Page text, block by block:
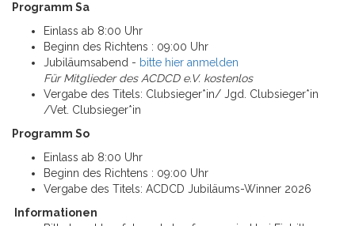
Programm Sa
Einlass ab 8:00 Uhr
Beginn des Richtens : 09:00 Uhr
Jubiläumsabend - bitte hier anmelden
Für Mitglieder des ACDCD e.V. kostenlos
Vergabe des Titels: Clubsieger*in/ Jgd. Clubsieger*in
/Vet. Clubsieger*in
Programm So
Einlass ab 8:00 Uhr
Beginn des Richtens : 09:00 Uhr
Vergabe des Titels: ACDCD Jubiläums-Winner 2026
Informationen